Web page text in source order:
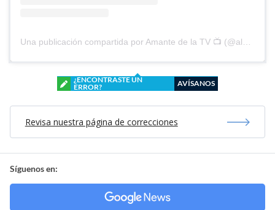
Una publicación compartida por Amante de la TV 📺 (@alguien_te_observa)
¿ENCONTRASTE UN
ERROR?
AVÍSANOS
Revisa nuestra página de correcciones
Síguenos en: